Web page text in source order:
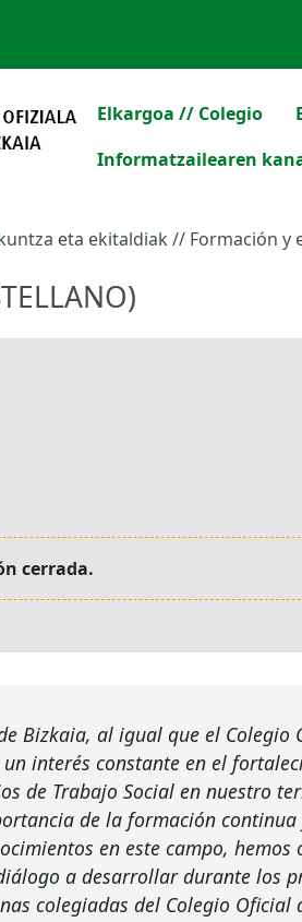
Elkargoa // Colegio
Informatzailearen
eta ekitaldiak // Formación y
cerrada.
Bizkaia, al igual que el Colegio
interés constante en el
de Trabajo Social en nuestro
de la formación continua
en este campo, hemos
a desarrollar durante los
colegiadas del Colegio Oficial